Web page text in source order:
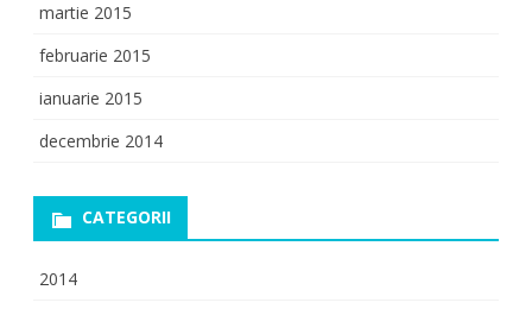
martie 2015
februarie 2015
ianuarie 2015
decembrie 2014
CATEGORII
2014